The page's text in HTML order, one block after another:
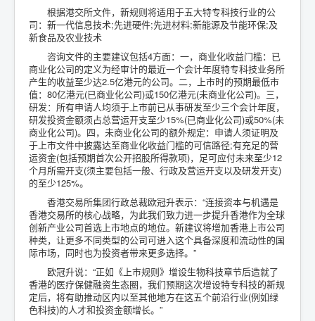
根据港交所文件，新规则将适用于五大特专科技行业的公
司：新一代信息技术;先进硬件;先进材料;新能源及节能环保;及
新食品及农业技术
咨询文件的主要建议包括4方面：一，商业化收益门槛：已
商业化公司的定义为经审计的最近一个会计年度特专科技业务所
产生的收益至少达2.5亿港元的公司。二，上市时的预期最低市
值：80亿港元(已商业化公司)或150亿港元(未商业化公司)。三，
研发：所有申请人均须于上市前已从事研发至少三个会计年度，
研发投资金额须占总营运开支至少15%(已商业化公司)或50%(未
商业化公司)。四，未商业化公司的额外规定：申请人须证明及
于上市文件中披露达至商业化收益门槛的可信路径;有充足的营
运资金(包括预期首次公开招股所得款项)，足可应付未来至少12
个月所需开支(须主要包括一般、行政及营运开支以及研发开支)
的至少125%。
香港交易所集团行政总裁欧冠升表示：“连接资本与机遇是
香港交易所的核心战略，为此我们致力进一步提升香港作为全球
创新产业公司首选上市地点的地位。新建议将增加香港上市公司
种类，让更多不同类型的公司可进入这个具备深度和流动性的国
际市场，同时也为投资者带来更多选择。”
欧冠升说：“正如《上市规则》增设生物科技章节后造就了
香港的医疗保健融资生态圈，我们预期这次增设特专科技的新规
定后，将有助推动区内以至其他地方在这五个前沿行业(例如绿
色科技)的人才和投资金额增长。”